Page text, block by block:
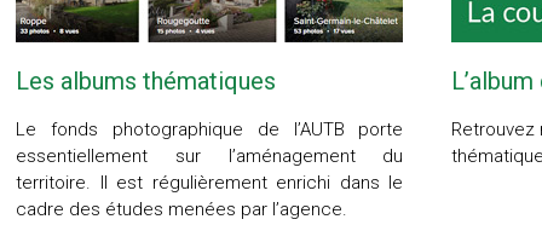
Les albums thématiques
Le fonds photographique de l’AUTB porte
essentiellement sur l’aménagement du
territoire. Il est régulièrement enrichi dans le
cadre des études menées par l’agence.
Retrouvez